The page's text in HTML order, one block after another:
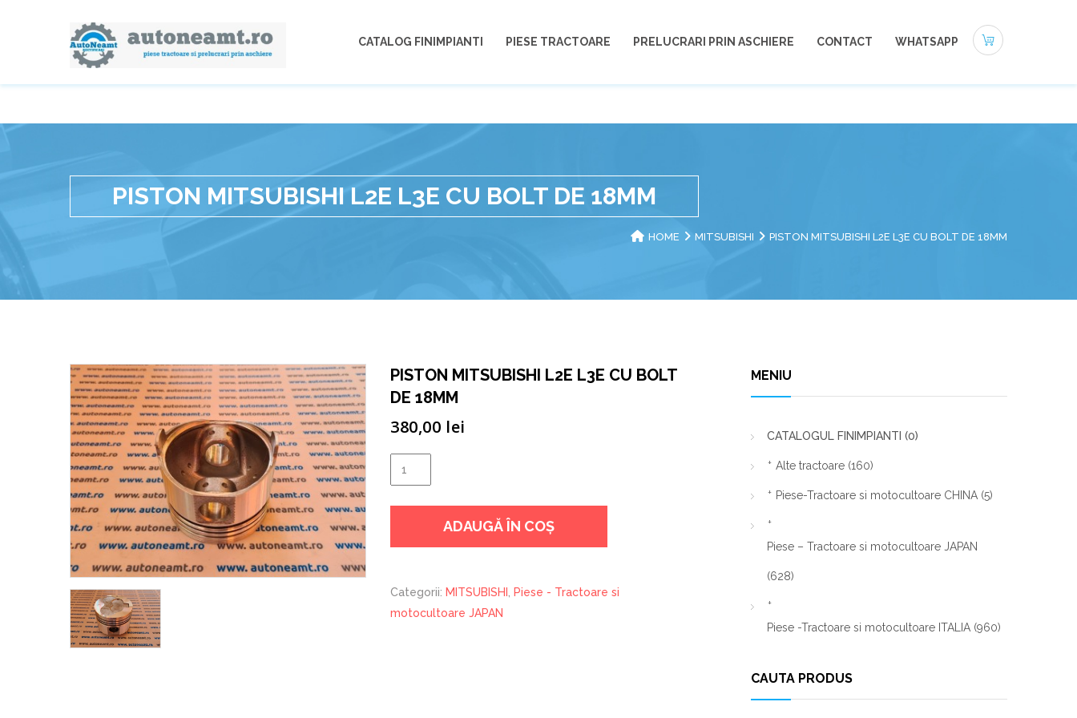
CATALOG FINIMPIANTI PIESE TRACTOARE PRELUCRARI PRIN ASCHIERE CONTACT WHATSAPP
PISTON MITSUBISHI L2E L3E CU BOLT DE 18MM
HOME MITSUBISHI PISTON MITSUBISHI L2E L3E CU BOLT DE 18MM
PISTON MITSUBISHI L2E L3E CU BOLT
DE 18MM
380,00 lei
PISTON
MITSUBISHI
L3E
BOLT
DE
ADAUGĂ ÎN COȘ
Categorii: MITSUBISHI
Piese - Tractoare si
motocultoare JAPAN
MENIU
CATALOGUL FINIMPIANTI (0)
Alte tractoare (160)
Piese-Tractoare si motocultoare CHINA (5)
Piese – Tractoare si motocultoare JAPAN
(628)
Piese -Tractoare si motocultoare ITALIA (960)
CAUTA PRODUS